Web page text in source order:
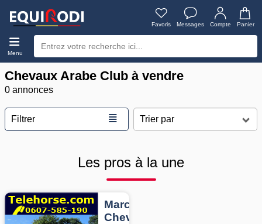
Favoris Messages Compte Panier
Menu
Chevaux Arabe Club à vendre
0 annonces
Filtrer ≣
Les pros à la une
Marcheurs
Chevaux